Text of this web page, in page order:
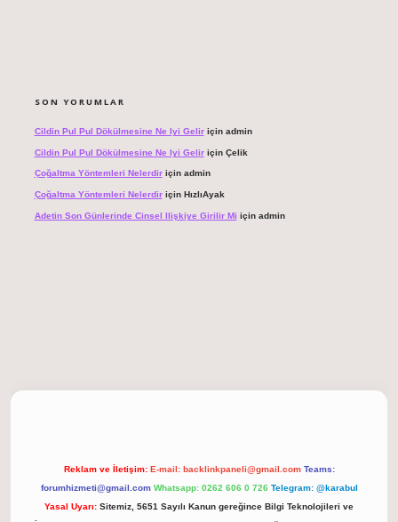
SON YORUMLAR
Cildin Pul Pul Dökülmesine Ne Iyi Geliriçin admin
Cildin Pul Pul Dökülmesine Ne Iyi Geliriçin Çelik
Çoğaltma Yöntemleri Nelerdiriçin admin
Çoğaltma Yöntemleri Nelerdiriçin HızlıAyak
Adetin Son Günlerinde Cinsel Ilişkiye Girilir Mi için admin
Reklam ve İletişim: E-mail: backlinkpaneli@gmail.com Teams:
forumhizmeti@gmail.com Whatsapp: 0262 606 0 726 Telegram: @karabul
Yasal Uyarı: Sitemiz, 5651 Sayılı Kanun gereğince Bilgi Teknolojileri ve